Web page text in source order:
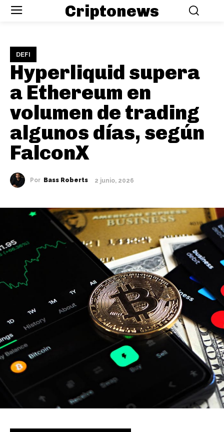
Criptonews
DEFI
Hyperliquid supera
a Ethereum en
volumen de trading
algunos días, según
FalconX
Por Bass Roberts 2 junio, 2026